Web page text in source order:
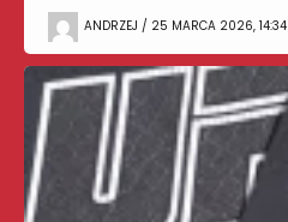
ANDRZEJ / 25 MARCA 2026, 14:34